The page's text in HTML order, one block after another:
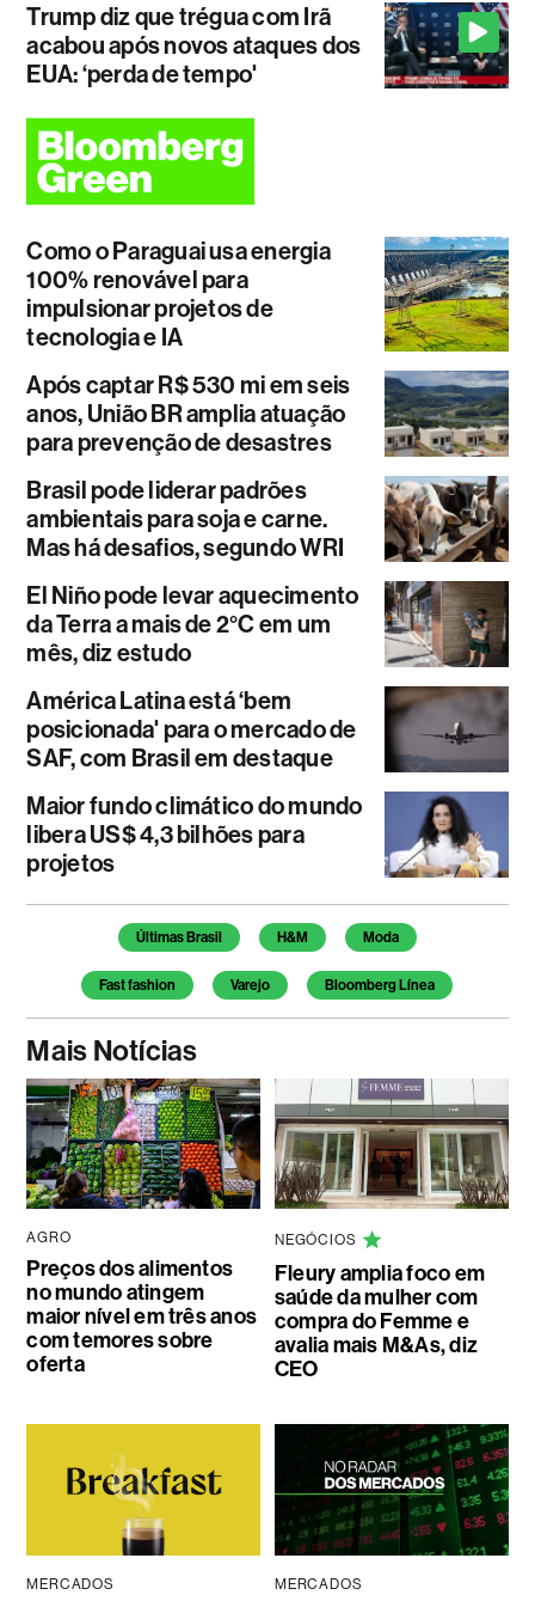
Trump diz que trégua com Irã
acabou após novos ataques dos
EUA: ‘perda de tempo'
Como o Paraguai usa energia
100% renovável para
impulsionar projetos de
tecnologia e IA
Após captar R$ 530 mi em seis
anos, União BR amplia atuação
para prevenção de desastres
Brasil pode liderar padrões
ambientais para soja e carne.
Mas há desafios, segundo WRI
El Niño pode levar aquecimento
da Terra a mais de 2°C em um
mês, diz estudo
América Latina está ‘bem
posicionada' para o mercado de
SAF, com Brasil em destaque
Maior fundo climático do mundo
libera US$ 4,3 bilhões para
projetos
Temas deste artigo
Últimas Brasil H&M Moda
Fast fashion Varejo Bloomberg Línea
Mais Notícias
AGRO
Preços dos alimentos
no mundo atingem
maior nível em três anos
com temores sobre
oferta
NEGÓCIOS
Fleury amplia foco em
saúde da mulher com
compra do Femme e
avalia mais M&As, diz
CEO
MERCADOS MERCADOS